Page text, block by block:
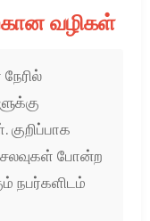
வழிகள்
போன்ற
நபர்களிடம்